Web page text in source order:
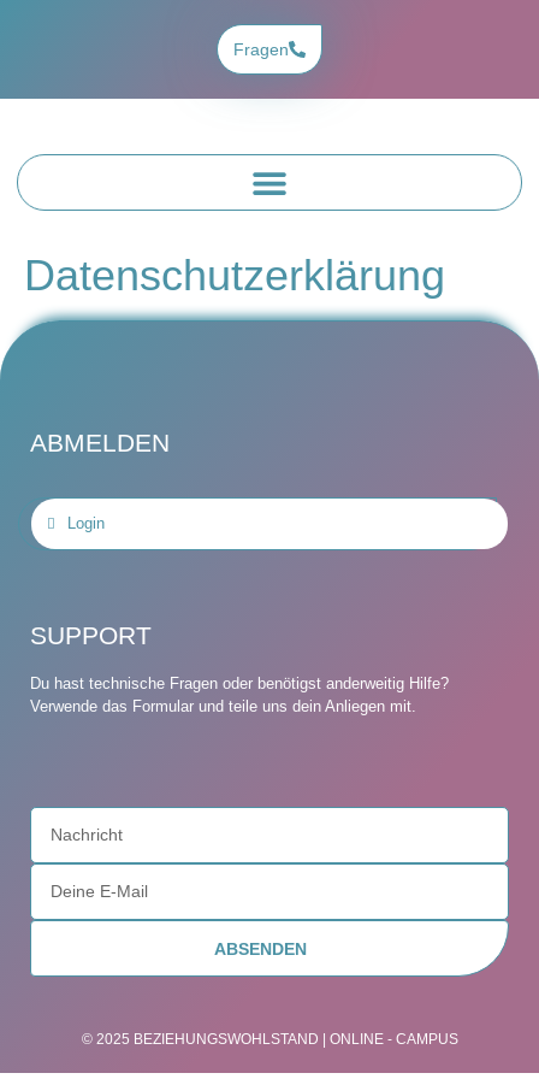
Fragen
Datenschutzerklärung
ABMELDEN
Login
SUPPORT
Du hast technische Fragen oder benötigst anderweitig Hilfe?
Verwende das Formular und teile uns dein Anliegen mit.
ABSENDEN
© 2025 BEZIEHUNGSWOHLSTAND | ONLINE - CAMPUS